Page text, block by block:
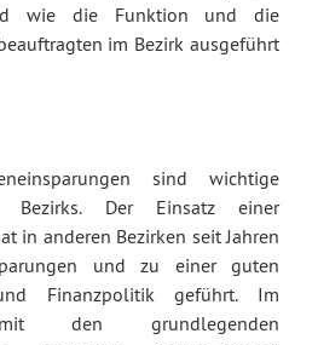
wie die Funktion und die
im Bezirk ausgeführt
sind wichtige
Bezirks. Der Einsatz einer
in anderen Bezirken seit Jahren
und zu einer guten
Finanzpolitik geführt. Im
mit den grundlegenden